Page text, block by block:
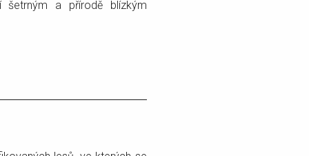
šetrným a přírodě blízkým